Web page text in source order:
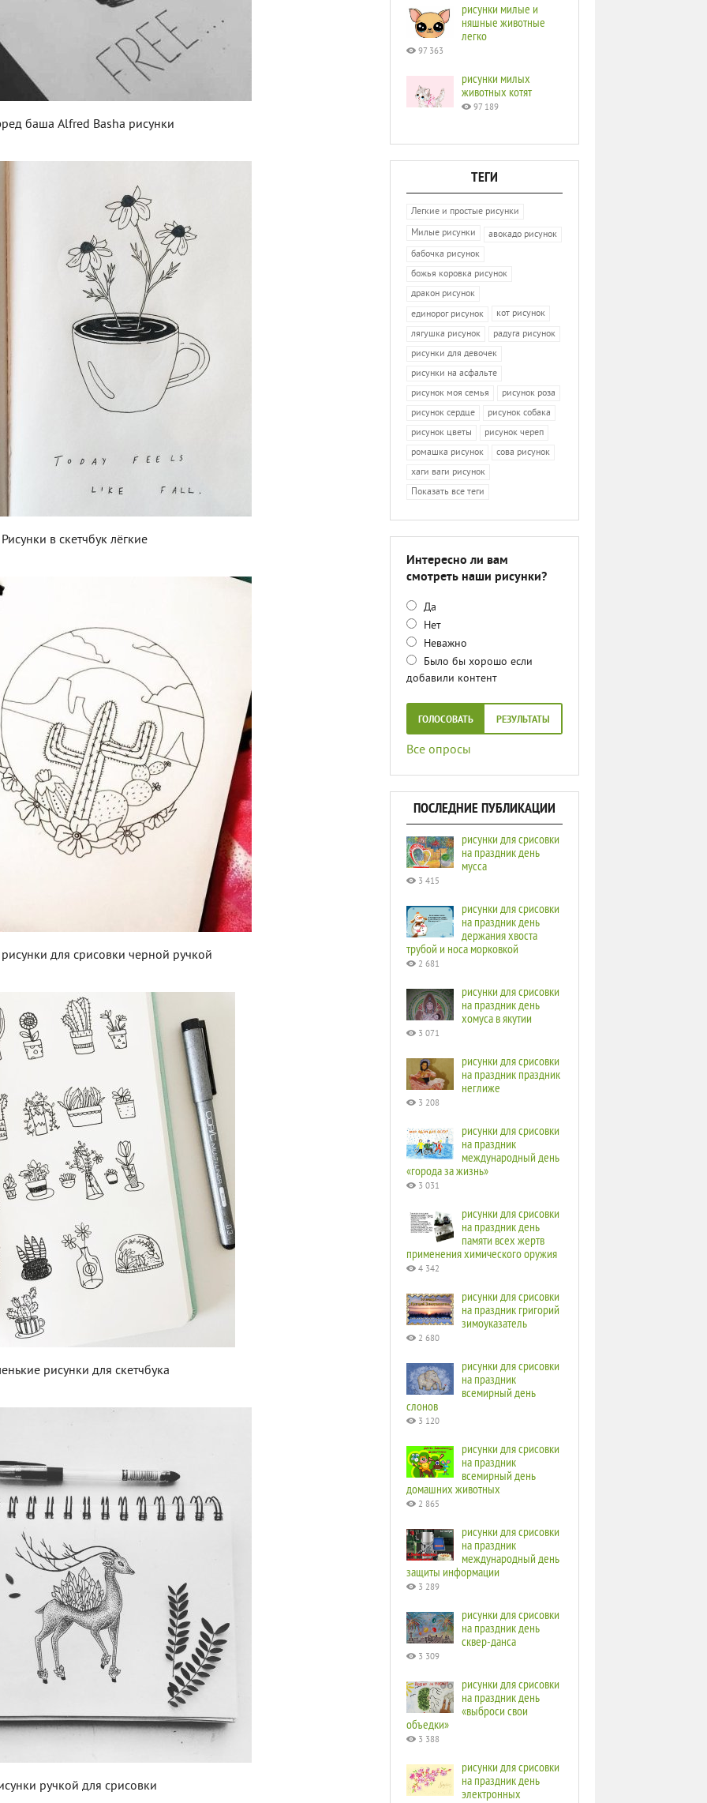
баша Alfred Basha рисунки
Рисунки в скетчбук лёгкие
для срисовки черной ручкой
рисунки для скетчбука
ручкой для срисовки
рисунки милые и
няшные животные
легко
97 363
рисунки милых
животных котят
97 189
ТЕГИ
Легкие и простые рисунки
Милые рисунки
авокадо рисунок
бабочка рисунок
божья коровка рисунок
дракон рисунок
единорог рисунок
кот рисунок
лягушка рисунок
радуга рисунок
рисунки для девочек
рисунки на асфальте
рисунок моя семья
рисунок роза
рисунок сердце
рисунок собака
рисунок цветы
рисунок череп
ромашка рисунок
сова рисунок
хаги ваги рисунок
Показать все теги
Интересно ли вам
смотреть наши рисунки?
Да
Нет
Неважно
Было бы хорошо если
добавили контент
ГОЛОСОВАТЬ РЕЗУЛЬТАТЫ
Все опросы
ПОСЛЕДНИЕ ПУБЛИКАЦИИ
рисунки для срисовки
на праздник день
мусса
3 415
рисунки для срисовки
на праздник день
держания хвоста
трубой и носа морковкой
2 681
рисунки для срисовки
на праздник день
хомуса в якутии
3 071
рисунки для срисовки
на праздник праздник
неглиже
3 208
рисунки для срисовки
на праздник
международный день
«города за жизнь»
3 031
рисунки для срисовки
на праздник день
памяти всех жертв
применения химического оружия
4 342
рисунки для срисовки
на праздник григорий
зимоуказатель
2 680
рисунки для срисовки
на праздник
всемирный день
слонов
3 120
рисунки для срисовки
на праздник
всемирный день
домашних животных
2 865
рисунки для срисовки
на праздник
международный день
защиты информации
3 289
рисунки для срисовки
на праздник день
сквер-данса
3 309
рисунки для срисовки
на праздник день
«выброси свои
объедки»
3 388
рисунки для срисовки
на праздник день
электронных